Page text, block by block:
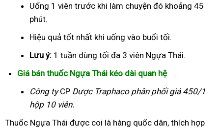
Uống 1 viên trước khi làm chuyện đó khoảng 45
phút.
Hiệu quả tốt nhất khi uống vào buổi tối.
Lưu ý: 1 tuần dùng tối đa 3 viên Ngựa Thái.
Giá bán thuốc Ngựa Thái kéo dài quan hệ
Công tyCP Dược Traphacophân phối giá 450/1
hộp 10 viên.
Thuốc Ngựa Thái được coi là hàng quốc dân, thích hợp